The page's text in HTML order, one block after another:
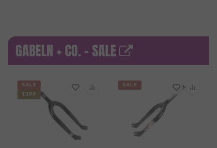
GABELN + CO. - SALE
SALE
TIPP
SALE